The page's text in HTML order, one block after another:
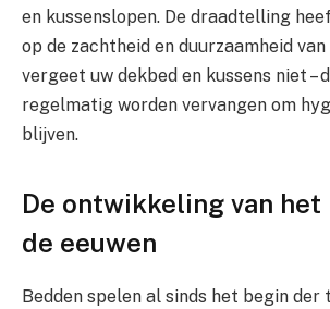
en kussenslopen. De draadtelling
op de zachtheid en duurzaamheid van
vergeet uw dekbed en kussens niet –
regelmatig worden vervangen om
blijven.
De ontwikkeling van het
de eeuwen
Bedden spelen al sinds het begin der